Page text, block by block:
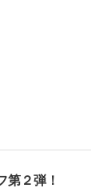
第２弾！